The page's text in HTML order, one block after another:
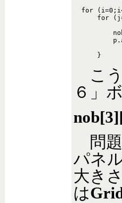
for
for
      }
こう
６」
問題
パネ
大き
は